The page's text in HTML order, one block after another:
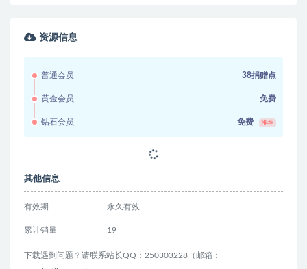
资源信息
普通会员 38捐赠点
黄金会员 免费
钻石会员 免费 推荐
其他信息
有效期 永久有效
累计销量 19
下载遇到问题？请联系站长QQ：250303228（邮箱：